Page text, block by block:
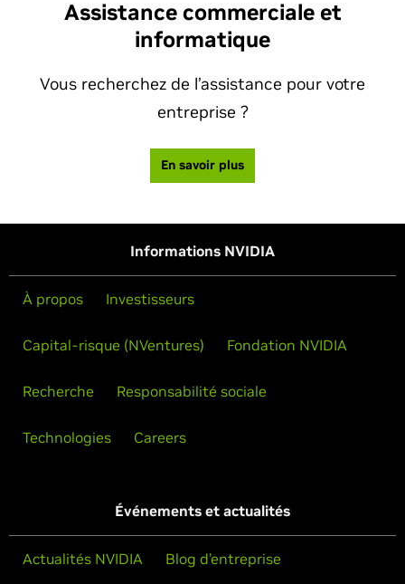
Assistance commerciale et
informatique
Vous recherchez de l’assistance pour votre
entreprise ?
En savoir plus
Informations NVIDIA
À propos Investisseurs
Capital-risque (NVentures) Fondation NVIDIA
Recherche Responsabilité sociale
Technologies Careers
Événements et actualités
Actualités NVIDIA Blog d’entreprise